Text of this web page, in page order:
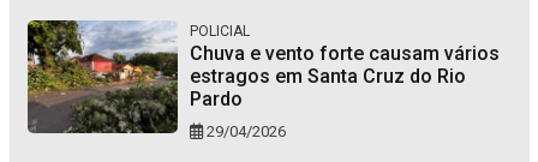
POLICIAL
Chuva e vento forte causam vários
estragos em Santa Cruz do Rio
Pardo
29/04/2026